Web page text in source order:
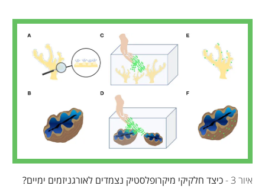
איור 3 -
כיצד חלקיקי מיקרופלסטיק נצמדים לאורגניזמים ימיים?